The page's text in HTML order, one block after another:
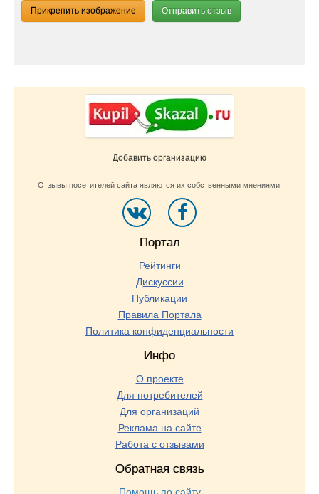
Прикрепить изображение Отправить отзыв
Добавить организацию
Отзывы посетителей сайта являются их собственными мнениями.
Портал
Рейтинги
Дискуссии
Публикации
Правила Портала
Политика конфиденциальности
Инфо
О проекте
Для потребителей
Для организаций
Реклама на сайте
Работа с отзывами
Обратная связь